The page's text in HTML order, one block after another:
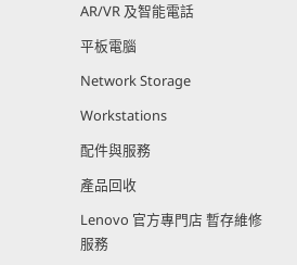
AR/VR 及智能電話
平板電腦
Network Storage
Workstations
配件與服務
產品回收
Lenovo 官方專門店 暫存維修
服務